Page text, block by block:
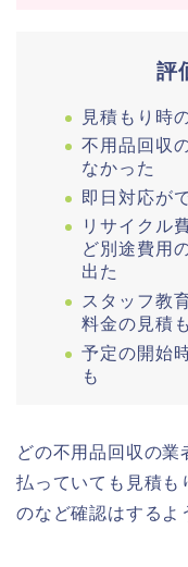
評
見積もり時
不用品回収
なかった
即日対応が
リサイクル
ど別途費用
出た
スタッフ教
料金の見積
予定の開始
も
どの不用品回収の業
払っていても見積も
のなど確認はするよ